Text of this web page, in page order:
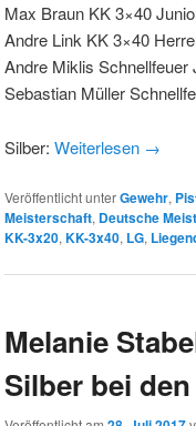
Max Braun KK 3×40
Andre Link KK 3×40
Andre Miklis Schnellfeuer
Sebastian Müller
Silber: Weiterlesen →
Veröffentlicht unterGewehr,
Meisterschaft, Deutsche
KK-3x20, KK-3x40, LG,
Melanie
Silber bei